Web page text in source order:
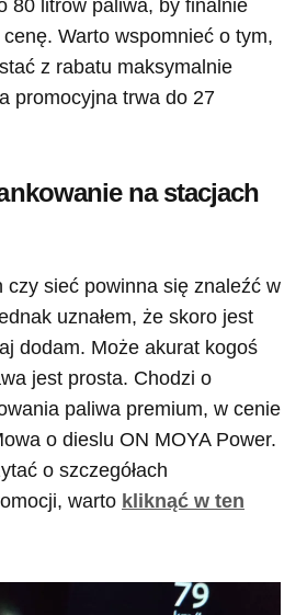
80 litrów paliwa, by finalnie
Warto wspomnieć o tym,
z rabatu maksymalnie
promocyjna trwa do 27
na stacjach
czy sieć powinna się znaleźć w
uznałem, że skoro jest
dodam. Może akurat kogoś
jest prosta. Chodzi o
paliwa premium, w cenie
o dieslu ON MOYA Power.
o szczegółach
warto kliknąć w ten